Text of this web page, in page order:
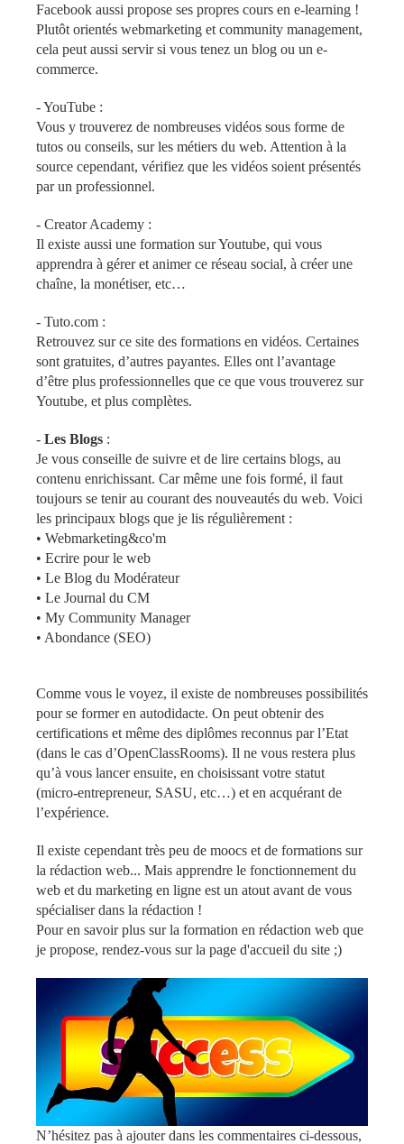
Facebook aussi propose ses propres cours en e-learning !
Plutôt orientés webmarketing et community management,
cela peut aussi servir si vous tenez un blog ou un e-
commerce.
-YouTube :
Vous y trouverez de nombreuses vidéos sous forme de
tutos ou conseils, sur les métiers du web. Attention à la
source cependant, vérifiez que les vidéos soient présentés
par un professionnel.
- Creator Academy :
Il existe aussi une formation sur Youtube, qui vous
apprendra à gérer et animer ce réseau social, à créer une
chaîne, la monétiser, etc…
- Tuto.com :
Retrouvez sur ce site des formations en vidéos. Certaines
sont gratuites, d’autres payantes. Elles ont l’avantage
d’être plus professionnelles que ce que vous trouverez sur
Youtube, et plus complètes.
- Les Blogs :
Je vous conseille de suivre et de lire certains blogs, au
contenu enrichissant. Car même une fois formé, il faut
toujours se tenir au courant des nouveautés du web. Voici
les principaux blogs que je lis régulièrement :
• Webmarketing&co'm
• Ecrire pour le web
• Le Blog du Modérateur
• Le Journal du CM
• My Community Manager
• Abondance (SEO)
Comme vous le voyez, il existe de nombreuses possibilités
pour se former en autodidacte. On peut obtenir des
certifications et même des diplômes reconnus par l’Etat
(dans le cas d’OpenClassRooms). Il ne vous restera plus
qu’à vous lancer ensuite, en choisissant votre statut
(micro-entrepreneur, SASU, etc…) et en acquérant de
l’expérience.
Il existe cependant très peu de moocs et de formations sur
la rédaction web... Mais apprendre le fonctionnement du
web et du marketing en ligne est un atout avant de vous
spécialiser dans la rédaction !
Pour en savoir plus sur la formation en rédaction web que
je propose, rendez-vous surla page d'accueil du site ;)
N’hésitez pas à ajouter dans les commentaires ci-dessous,